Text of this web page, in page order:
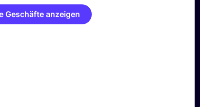
Geschäfte anzeigen